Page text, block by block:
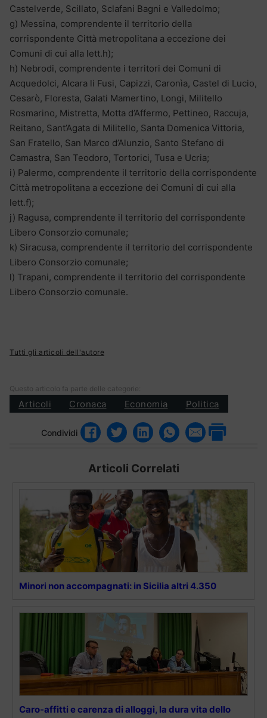
Castelverde, Scillato, Sclafani Bagni e Valledolmo;
g) Messina, comprendente il territorio della
corrispondente Città metropolitana a eccezione dei
Comuni di cui alla lett.h);
h) Nebrodi, comprendente i territori dei Comuni di
Acquedolci, Alcara li Fusi, Capizzi, Caronìa, Castel di Lucio,
Cesarò, Floresta, Galati Mamertino, Longi, Militello
Rosmarino, Mistretta, Motta d’Affermo, Pettineo, Raccuja,
Reitano, Sant’Agata di Militello, Santa Domenica Vittoria,
San Fratello, San Marco d’Alunzio, Santo Stefano di
Camastra, San Teodoro, Tortorici, Tusa e Ucria;
i) Palermo, comprendente il territorio della corrispondente
Città metropolitana a eccezione dei Comuni di cui alla
lett.f);
j) Ragusa, comprendente il territorio del corrispondente
Libero Consorzio comunale;
k) Siracusa, comprendente il territorio del corrispondente
Libero Consorzio comunale;
l) Trapani, comprendente il territorio del corrispondente
Libero Consorzio comunale.
Tutti gli articoli dell'autore
Questo articolo fa parte delle categorie:
Articoli Cronaca Economia Politica
Condividi
Articoli Correlati
Minori non accompagnati: in Sicilia altri 4.350
Caro-affitti e carenza di alloggi, la dura vita dello